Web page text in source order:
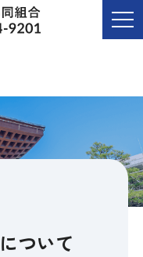
オレオウ・ベトナ
ご依頼・お問い
ついて